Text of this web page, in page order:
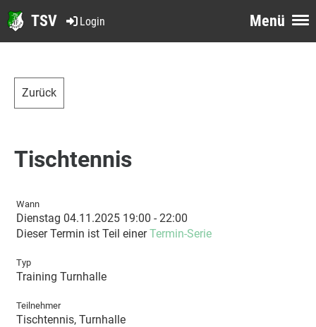
Menü
Login
TSV
Zurück
Tischtennis
Wann
Dienstag 04.11.2025 19:00 - 22:00
Dieser Termin ist Teil einerTermin-Serie
Typ
Training Turnhalle
Teilnehmer
Tischtennis, Turnhalle